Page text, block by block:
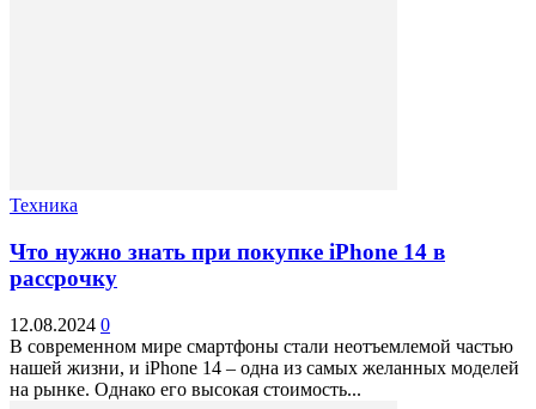
Техника
Что нужно знать при покупке iPhone 14 в
рассрочку
12.08.2024 0
В современном мире смартфоны стали неотъемлемой частью
нашей жизни, и iPhone 14 – одна из самых желанных моделей
на рынке. Однако его высокая стоимость...